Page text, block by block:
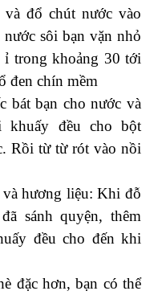
đổ chút nước vào
sôi bạn vặn nhỏ
trong khoảng 30 tới
đen chín mềm
bát bạn cho nước và
khuấy đều cho bột
Rồi từ từ rót vào nồi
hương liệu: Khi đỗ
sánh quyện, thêm
đều cho đến khi
đặc hơn, bạn có thể